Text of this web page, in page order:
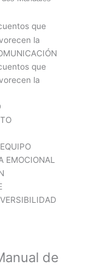
que
la
que
la
de